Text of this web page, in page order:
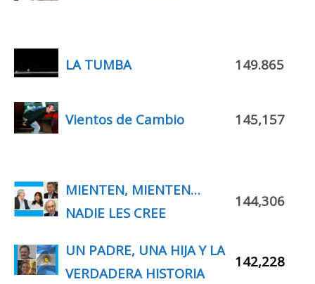
LA TUMBA 149.865
Vientos de Cambio 145,157
MIENTEN, MIENTEN…
NADIE LES CREE
144,306
UN PADRE, UNA HIJA Y LA
VERDADERA HISTORIA
142,228